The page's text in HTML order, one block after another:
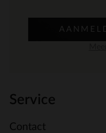
Service
Contact